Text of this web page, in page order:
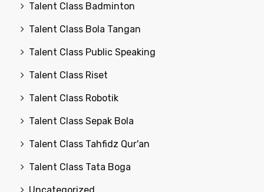
Talent Class Badminton
Talent Class Bola Tangan
Talent Class Public Speaking
Talent Class Riset
Talent Class Robotik
Talent Class Sepak Bola
Talent Class Tahfidz Qur'an
Talent Class Tata Boga